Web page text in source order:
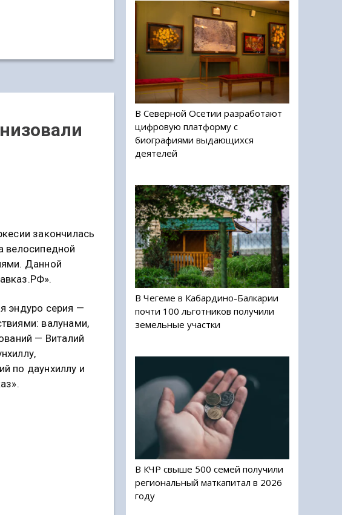
закончилась
велосипедной
Данной
эндуро серия —
валунами,
— Виталий
по даунхиллу и
В Северной Осетии разработают
цифровую платформу с
биографиями выдающихся
деятелей
В Чегеме в Кабардино-Балкарии
почти 100 льготников получили
земельные участки
В КЧР свыше 500 семей получили
региональный маткапитал в 2026
году